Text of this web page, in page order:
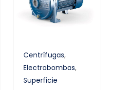
Centrífugas,
Electrobombas,
Superficie